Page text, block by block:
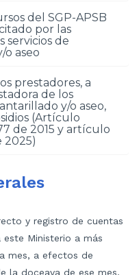
del SGP-APSB
por las
servicios de
aseo
prestadores, a
de los
y/o aseo,
(Artículo
de 2015 y artículo
2025)
y registro de cuentas
Ministerio a más
mes, a efectos de
la doceava de ese mes,